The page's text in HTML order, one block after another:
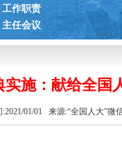
工作职责
主任会议
实施：献给全国
:2021/01/01 来源:“全国人大”微